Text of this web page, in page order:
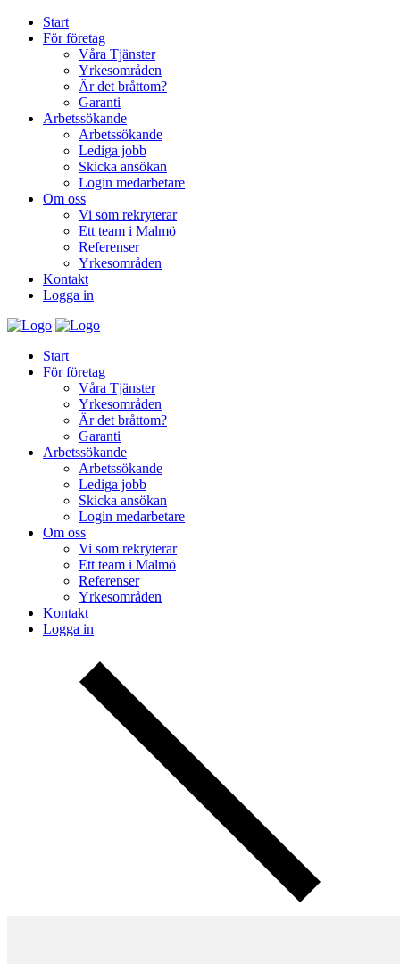
Start
För företag
Våra Tjänster
Yrkesområden
Är det bråttom?
Garanti
Arbetssökande
Arbetssökande
Lediga jobb
Skicka ansökan
Login medarbetare
Om oss
Vi som rekryterar
Ett team i Malmö
Referenser
Yrkesområden
Kontakt
Logga in
Start
För företag
Våra Tjänster
Yrkesområden
Är det bråttom?
Garanti
Arbetssökande
Arbetssökande
Lediga jobb
Skicka ansökan
Login medarbetare
Om oss
Vi som rekryterar
Ett team i Malmö
Referenser
Yrkesområden
Kontakt
Logga in